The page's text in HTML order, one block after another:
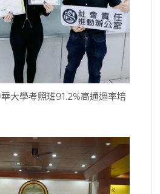
大學考照班91.2%高通過率培